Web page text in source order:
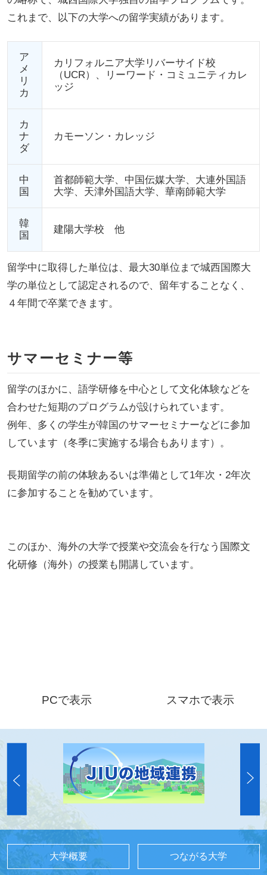
これまで、以下の大学への留学実績があります。
ア
メ
リ
カ
カリフォルニア大学リバーサイド校
（UCR）、リーワード・コミュニティカレ
ッジ
カ
ナ
ダ
カモーソン・カレッジ
中
国
首都師範大学、中国伝媒大学、大連外国語
大学、天津外国語大学、華南師範大学
韓
国
建陽大学校 他
留学中に取得した単位は、最大30単位まで城西国際大
学の単位として認定されるので、留年することなく、
４年間で卒業できます。
サマーセミナー等
留学のほかに、語学研修を中心として文化体験などを
合わせた短期のプログラムが設けられています。
例年、多くの学生が韓国のサマーセミナーなどに参加
しています（冬季に実施する場合もあります）。
長期留学の前の体験あるいは準備として1年次・2年次
に参加することを勧めています。
このほか、海外の大学で授業や交流会を行なう国際文
化研修（海外）の授業も開講しています。
PCで表示 スマホで表示
大学概要 つながる大学